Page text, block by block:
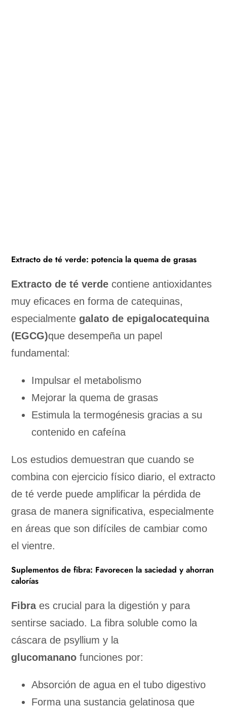
Extracto de té verde: potencia la quema de grasas
Extracto de té verde contiene antioxidantes
muy eficaces en forma de catequinas,
especialmentegalato de epigalocatequina
(EGCG)que desempeña un papel
fundamental:
Impulsar el metabolismo
Mejorar la quema de grasas
Estimula la termogénesis gracias a su
contenido en cafeína
Los estudios demuestran que cuando se
combina con ejercicio físico diario, el extracto
de té verde puede amplificar la pérdida de
grasa de manera significativa, especialmente
en áreas que son difíciles de cambiar como
el vientre.
Suplementos de fibra: Favorecen la saciedad y ahorran
calorías
Fibraes crucial para la digestión y para
sentirse saciado. La fibra soluble como la
cáscara de psyllium y la
glucomanano funciones por:
Absorción de agua en el tubo digestivo
Forma una sustancia gelatinosa que